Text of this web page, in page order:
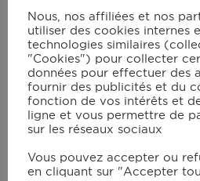
pétrir/concasser,
coupé en cubes et
à 130°C pendant 10
Remplacez le
Ajoutez le sucre, le
Nous, nos affiliées et nos
utiliser des cookies internes
technologies similaires
"Cookies") pour collecter
données pour effectuer des
fournir des publicités et du
fonction de vos intérêts et
ligne et vous permettre de
sur les réseaux sociaux
Vous pouvez accepter ou
en cliquant sur "Accepter